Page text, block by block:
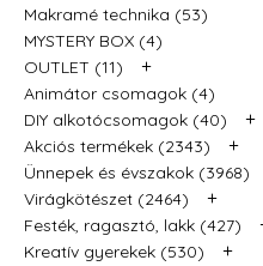
Makramé technika (53)
MYSTERY BOX (4)
OUTLET (11)
+
Animátor csomagok (4)
DIY alkotócsomagok (40)
+
Akciós termékek (2343) +
Ünnepek és évszakok (3968)
Virágkötészet (2464) +
Festék, ragasztó, lakk (427)
Kreatív gyerekek (530) +